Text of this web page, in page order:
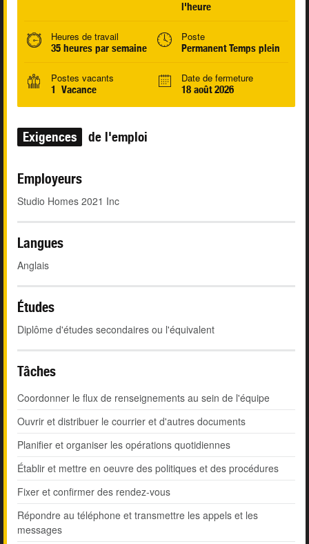
l'heure
Heures de travail
35 heures par semaine
Poste
Permanent Temps plein
Postes vacants
1 Vacance
Date de fermeture
18 août 2026
Exigences de l'emploi
Employeurs
Studio Homes 2021 Inc
Langues
Anglais
Études
Diplôme d'études secondaires ou l'équivalent
Tâches
Coordonner le flux de renseignements au sein de l'équipe
Ouvrir et distribuer le courrier et d'autres documents
Planifier et organiser les opérations quotidiennes
Établir et mettre en oeuvre des politiques et des procédures
Fixer et confirmer des rendez-vous
Répondre au téléphone et transmettre les appels et les
messages